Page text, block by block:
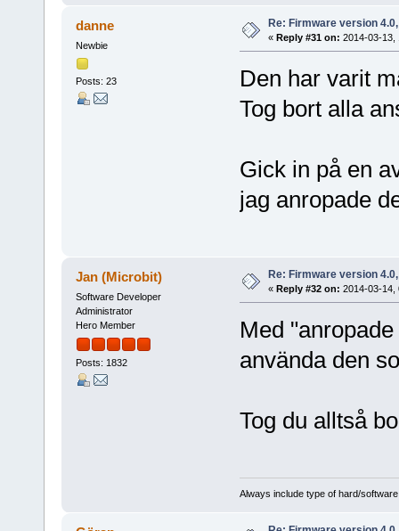
danne
Newbie
Posts: 23
Re: Firmware version
« Reply #31 on: 2014-03-13,
Den har varit
Tog bort alla
Gick in på en
jag anropade
Jan (Microbit)
Software Developer
Administrator
Hero Member
Posts: 1832
Re: Firmware version
« Reply #32 on: 2014-03-14,
Med
använda den
Tog du alltså
Always include type of hard/